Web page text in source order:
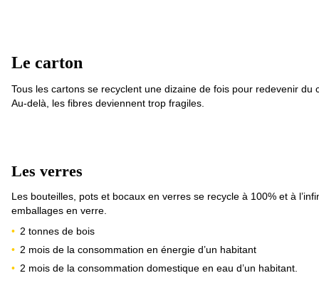
Le carton
Tous les cartons se recyclent une dizaine de fois pour redevenir du
Au-delà, les fibres deviennent trop fragiles.
Les verres
Les bouteilles, pots et bocaux en verres se recycle à 100% et à
emballages en verre.
2 tonnes de bois
2 mois de la consommation en énergie d’un habitant
2 mois de la consommation domestique en eau d’un habitant.